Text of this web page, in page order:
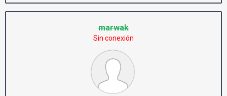
marwak
Sin conexión